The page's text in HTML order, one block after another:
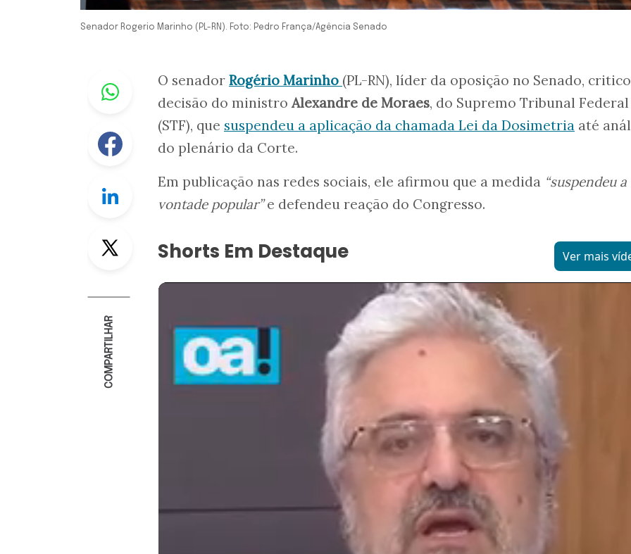
Senador Rogerio Marinho (PL-RN). Foto: Pedro França/Agência Senado
Whastapp
Facebook
Linkedin
COMPARTILHAR
O senador Rogério Marinho (PL-RN), líder da oposição no Senado,
decisão do ministro Alexandre de Moraes, do Supremo Tribunal Federal
(STF), que suspendeu a aplicação da chamada Lei da Dosimetria até
do plenário da Corte.
Em publicação nas redes sociais, ele afirmou que a medida “suspendeu a
vontade popular”e defendeu reação do Congresso.
Shorts Em Destaque Ver mais